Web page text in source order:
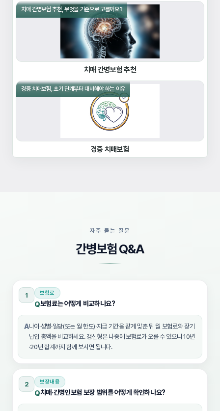
치매 간병보험 추천, 무엇을 기준으로 고를까요?
치매 간병보험 추천
경증 치매보험, 초기 단계부터 대비해야 하는 이유
경증 치매보험
자주 묻는 질문
간병보험 Q&A
1 보험료
Q보험료는 어떻게 비교하나요?
A나이·성별·일당(또는 월 한도)·지급 기간을 같게 맞춘 뒤 월 보험료와 장기
납입 총액을 비교하세요. 갱신형은 나중에 보험료가 오를 수 있으니 10년
·20년 합계까지 함께 보시면 됩니다.
2 보장내용
Q치매·간병인보험 보장 범위를 어떻게 확인하나요?